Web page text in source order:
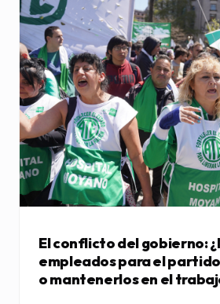
El conflicto del gobierno:
empleados para el
o mantenerlos en el